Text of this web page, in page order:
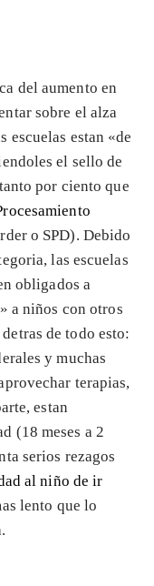
del aumento en
sobre el alza
escuelas estan «de
el sello de
por ciento que
o SPD). Debido
las escuelas
obligados a
a niños con otros
de todo esto:
y muchas
terapias,
estan
(18 meses a 2
serios rezagos
al niño de ir
lento que lo